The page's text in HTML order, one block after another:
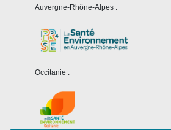
Auvergne-Rhône-Alpes :
Occitanie :